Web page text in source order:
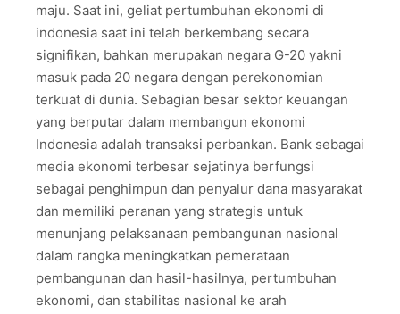
maju. Saat ini, geliat pertumbuhan ekonomi di
indonesia saat ini telah berkembang secara
signifikan, bahkan merupakan negara G-20 yakni
masuk pada 20 negara dengan perekonomian
terkuat di dunia. Sebagian besar sektor keuangan
yang berputar dalam membangun ekonomi
Indonesia adalah transaksi perbankan. Bank sebagai
media ekonomi terbesar sejatinya berfungsi
sebagai penghimpun dan penyalur dana masyarakat
dan memiliki peranan yang strategis untuk
menunjang pelaksanaan pembangunan nasional
dalam rangka meningkatkan pemerataan
pembangunan dan hasil-hasilnya, pertumbuhan
ekonomi, dan stabilitas nasional ke arah